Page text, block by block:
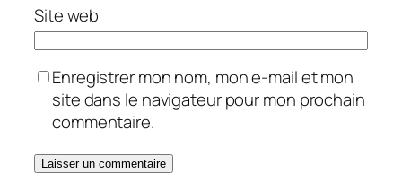
Site web
Enregistrer mon nom, mon e-mail et mon
site dans le navigateur pour mon prochain
commentaire.